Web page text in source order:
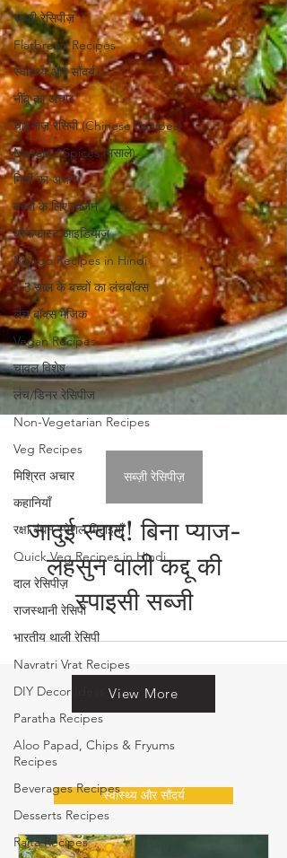
सब्ज़ी रेसिपीज़
Flatbread Recipes
स्वास्थ्य और सौंदर्य
नींबू का अचार
चाइनीज़ रेसिपी (Chinese Recipes)
Masala / Spices (मसाले)
मिर्ची का अचार
बच्चों के लिए व्यंजन
ब्रेकफास्ट आइडियाज
Mango Recipes in Hindi
1-3 साल के बच्चों का लंचबॉक्स
लंच बॉक्स मैजिक
Vegan Recipes
चावल विशेष
लंच/डिनर रेसिपीज
Non-Vegetarian Recipes
Veg Recipes
मिश्रित अचार
कहानियाँ
रक्षा बंधन स्पेशल मिठाइयाँ
Quick Veg Recipes in Hindi
दाल रेसिपीज़
राजस्थानी रेसिपी
भारतीय थाली रेसिपी
Navratri Vrat Recipes
DIY Decor Ideas
Paratha Recipes
Aloo Papad, Chips & Fryums
Recipes
Beverages Recipes
Desserts Recipes
Raita Recipes
सब्ज़ी रेसिपीज़
जादुई स्वाद! बिना प्याज-
लहसुन वाली कद्दू की
स्पाइसी सब्जी
View More
स्वास्थ्य और सौंदर्य